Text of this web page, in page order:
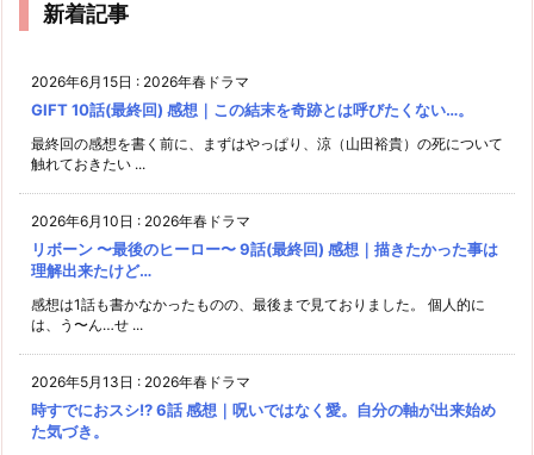
新着記事
2026年6月15日 : 2026年春ドラマ
GIFT 10話(最終回) 感想｜この結末を奇跡とは呼びたくない…。
最終回の感想を書く前に、まずはやっぱり、涼（山田裕貴）の死について
触れておきたい ...
2026年6月10日 : 2026年春ドラマ
リボーン 〜最後のヒーロー〜 9話(最終回) 感想｜描きたかった事は
理解出来たけど…
感想は1話も書かなかったものの、最後まで見ておりました。 個人的に
は、う〜ん…せ ...
2026年5月13日 : 2026年春ドラマ
時すでにおスシ!? 6話 感想｜呪いではなく愛。自分の軸が出来始め
た気づき。